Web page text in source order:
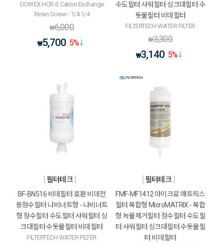
DOWEX HCR-S Cation Exchange
Resin Screw - 1/4:1/4
₩6,000
₩5,700 5%
수도필터 샤워필터 싱크대필터 수
돗물필터 비데필터
FILTERTECH WATER FILTER
₩3,300
₩3,140 5%
필터테크
BF-BN516 비데필터 호환 비데전
용정수필터 나비너트형 - 나비너트
형 정수필터 수도필터 샤워필터 싱
크대필터 수돗물필터 비데필터
FILTERTECH WATER FILTER
필터테크
FMF-MF1412 마이크로 매트릭스
필터 복합형 MicroMATRIX - 복합
형 녹물제거필터 정수필터 수도필
터 샤워필터 싱크대필터 수돗물필
터 비데필터